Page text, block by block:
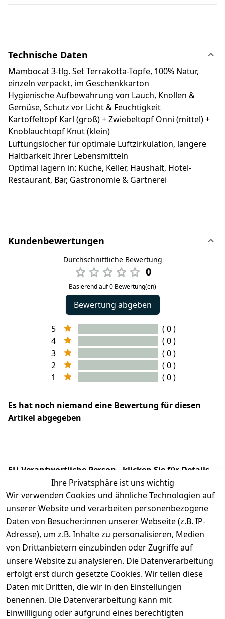
Technische Daten
Mambocat 3-tlg. Set Terrakotta-Töpfe, 100% Natur,
einzeln verpackt, im Geschenkkarton
Hygienische Aufbewahrung von Lauch, Knollen &
Gemüse, Schutz vor Licht & Feuchtigkeit
Kartoffeltopf Karl (groß) + Zwiebeltopf Onni (mittel) +
Knoblauchtopf Knut (klein)
Lüftungslöcher für optimale Luftzirkulation, längere
Haltbarkeit Ihrer Lebensmitteln
Optimal lagern in: Küche, Keller, Haushalt, Hotel-
Restaurant, Bar, Gastronomie & Gärtnerei
Kundenbewertungen
Durchschnittliche Bewertung
0
Basierend auf 0 Bewertung(en)
Bewertung abgeben
5
( 0 )
4
( 0 )
3
( 0 )
2
( 0 )
1
( 0 )
Es hat noch niemand eine Bewertung für diesen
Artikel abgegeben
EU-Verantwortliche Person - klicken Sie für Details
Ihre Privatsphäre ist uns wichtig
Wir verwenden Cookies und ähnliche Technologien auf
unserer Website und verarbeiten personenbezogene
Daten von Besucher:innen unserer Webseite (z.B. IP-
Adresse), um z.B. Inhalte zu personalisieren, Medien
von Drittanbietern einzubinden oder Zugriffe auf
unsere Website zu analysieren. Die Datenverarbeitung
erfolgt erst durch gesetzte Cookies. Wir teilen diese
Daten mit Dritten, die wir in den Einstellungen
benennen. Die Datenverarbeitung kann mit
Einwilligung oder aufgrund eines berechtigten
RechtlichesServices